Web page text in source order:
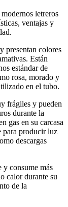
letreros
ventajas y
presentan colores
Están
estándar de
rosa, morado y
en el tubo.
frágiles y pueden
durante la
gas en su carcasa
para producir luz
descargas
y consume más
calor durante su
de la